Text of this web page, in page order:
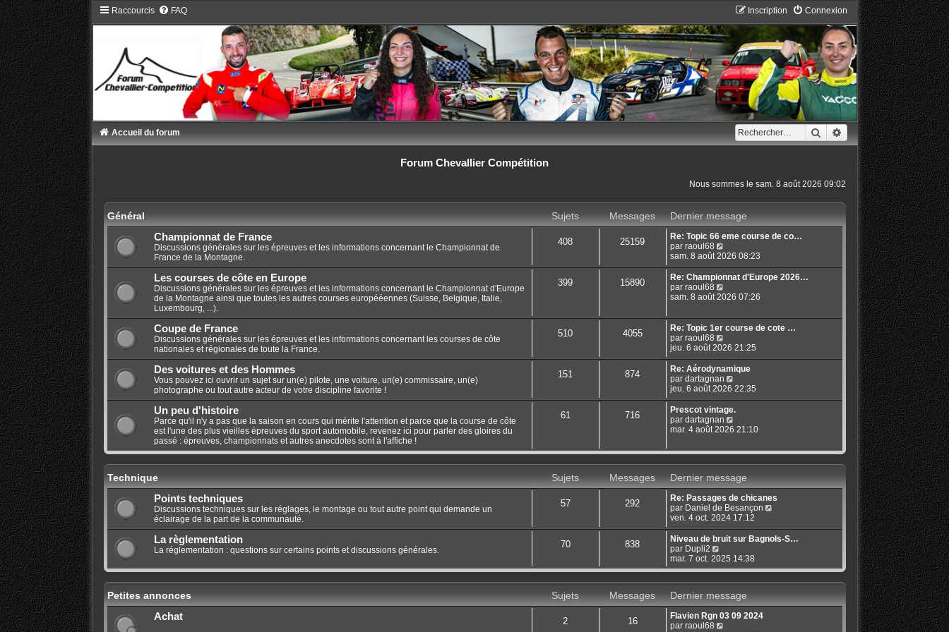
Raccourcis FAQ Connexion
Inscription
RechercherRecherche avancée
Accueil du forum
Forum Chevallier Compétition
Nous sommes le sam. 8 août 2026 09:02
Général Sujets Messages
Dernier message
Championnat de France
Discussions générales sur les épreuves et les informations concernant le Championnat de
France de la Montagne.
408 25159
Re: Topic 66 eme course de co…
par raoul68
o
n
s
l
r
e
r
n
i
e
r
m
e
s
a
e
sam. 8 août 2026 08:23
Les courses de côte en Europe
Discussions générales sur les épreuves et les informations concernant le Championnat d'Europe
de la Montagne ainsi que toutes les autres courses europééennes (Suisse, Belgique, Italie,
Luxembourg, ...).
399 15890
Re: Championnat d'Europe 2026…
par raoul68
o
s
u
t
r
l
e
r
n
i
r
m
e
s
s
a
g
e
sam. 8 août 2026 07:26
Coupe de France
Discussions générales sur les épreuves et les informations concernant les courses de côte
nationales et régionales de toute la France.
510 4055
Re: Topic 1er course de cote …
par raoul68
o
n
s
u
l
e
r
l
e
r
n
i
e
r
m
s
s
a
g
e
jeu. 6 août 2026 21:25
Des voitures et des Hommes
Vous pouvez ici ouvrir un sujet sur un(e) pilote, une voiture, un(e) commissaire, un(e)
photographe ou tout autre acteur de votre discipline favorite !
151 874
Re: Aérodynamique
par dartagnan
o
n
l
r
l
e
d
e
r
n
e
m
s
a
g
e
jeu. 6 août 2026 22:35
Un peu d'histoire
Parce qu'il n'y a pas que la saison en cours qui mérite l'attention et parce que la course de côte
est l'une des plus vieilles épreuves du sport automobile, revenez ici pour parler des gloires du
passé : épreuves, championnats et autres anecdotes sont à l'affiche !
61 716
Prescot vintage.
par dartagnan
o
s
t
e
r
l
e
d
e
n
i
m
e
s
mar. 4 août 2026 21:10
Technique Sujets Messages
Dernier message
Points techniques
Discussions techniques sur les réglages, le montage ou tout autre point qui demande un
éclairage de la part de la communauté.
57 292
Re: Passages de chicanes
par Daniel de Besançon
n
s
t
l
e
ven. 4 oct. 2024 17:12
La règlementation
La réglementation : questions sur certains points et discussions générales.
70 838
Niveau de bruit sur Bagnols-S…
par Dupli2
o
n
l
t
e
r
mar. 7 oct. 2025 14:38
Petites annonces Sujets Messages
Dernier message
Achat
2 16
Flavien Rgn 03 09 2024
par raoul68